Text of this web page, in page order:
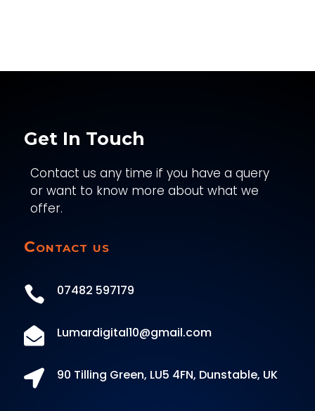
Get In Touch
Contact us any time if you have a query
or want to know more about what we
offer.
Contact us
 07482 597179
 Lumardigital10@gmail.com
 90 Tilling Green, LU5 4FN, Dunstable, UK